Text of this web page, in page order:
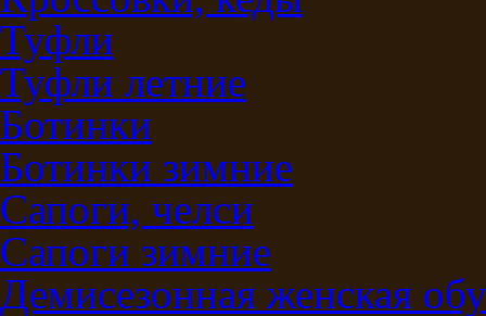
Туфли
Туфли летние
Ботинки
Ботинки зимние
Сапоги, челси
Сапоги зимние
Демисезонная женская